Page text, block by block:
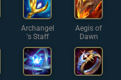
Archangel
's Staff
Aegis of
Dawn